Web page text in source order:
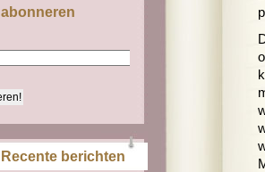
abonneren
Recente berichten